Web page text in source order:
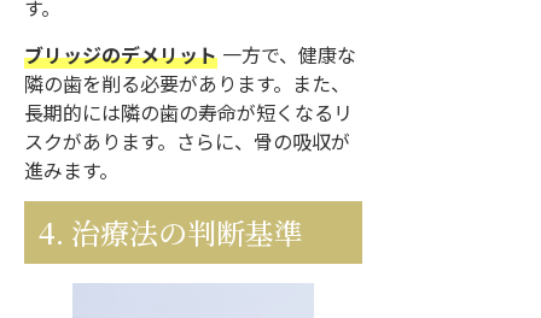
す。
ブリッジのデメリット 一方で、健康な
隣の歯を削る必要があります。また、
長期的には隣の歯の寿命が短くなるリ
スクがあります。さらに、骨の吸収が
進みます。
4. 治療法の判断基準